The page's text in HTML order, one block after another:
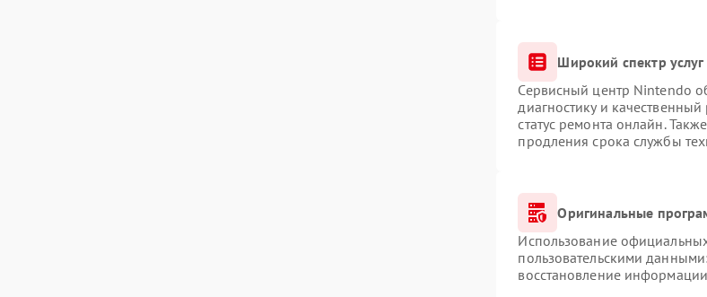
Широкий спектр услуг
Сервисный центр Nintendo
диагностику и
статус ремонта онлайн.
продления срока службы
Оригинальные
Использование
пользовательскими
восстановление